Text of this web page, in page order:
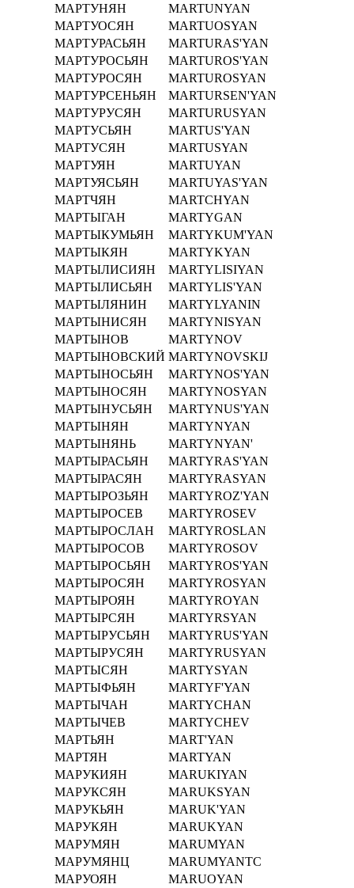
МАРТУНЯН
MARTUNYAN
МАРТУОСЯН
MARTUOSYAN
МАРТУРАСЬЯН
MARTURAS'YAN
МАРТУРОСЬЯН
MARTUROS'YAN
МАРТУРОСЯН
MARTUROSYAN
МАРТУРСЕНЬЯН
MARTURSEN'YAN
МАРТУРУСЯН
MARTURUSYAN
МАРТУСЬЯН
MARTUS'YAN
МАРТУСЯН
MARTUSYAN
МАРТУЯН
MARTUYAN
МАРТУЯСЬЯН
MARTUYAS'YAN
МАРТЧЯН
MARTCHYAN
МАРТЫГАН
MARTYGAN
МАРТЫКУМЬЯН
MARTYKUM'YAN
МАРТЫКЯН
MARTYKYAN
МАРТЫЛИСИЯН
MARTYLISIYAN
МАРТЫЛИСЬЯН
MARTYLIS'YAN
МАРТЫЛЯНИН
MARTYLYANIN
МАРТЫНИСЯН
MARTYNISYAN
МАРТЫНОВ
MARTYNOV
МАРТЫНОВСКИЙ MARTYNOVSKIJ
МАРТЫНОСЬЯН
MARTYNOS'YAN
МАРТЫНОСЯН
MARTYNOSYAN
МАРТЫНУСЬЯН
MARTYNUS'YAN
МАРТЫНЯН
MARTYNYAN
МАРТЫНЯНЬ
MARTYNYAN'
МАРТЫРАСЬЯН
MARTYRAS'YAN
МАРТЫРАСЯН
MARTYRASYAN
МАРТЫРОЗЬЯН
MARTYROZ'YAN
МАРТЫРОСЕВ
MARTYROSEV
МАРТЫРОСЛАН
MARTYROSLAN
МАРТЫРОСОВ
MARTYROSOV
МАРТЫРОСЬЯН
MARTYROS'YAN
МАРТЫРОСЯН
MARTYROSYAN
МАРТЫРОЯН
MARTYROYAN
МАРТЫРСЯН
MARTYRSYAN
МАРТЫРУСЬЯН
MARTYRUS'YAN
МАРТЫРУСЯН
MARTYRUSYAN
МАРТЫСЯН
MARTYSYAN
МАРТЫФЬЯН
MARTYF'YAN
МАРТЫЧАН
MARTYCHAN
МАРТЫЧЕВ
MARTYCHEV
МАРТЬЯН
MART'YAN
МАРТЯН
MARTYAN
МАРУКИЯН
MARUKIYAN
МАРУКСЯН
MARUKSYAN
МАРУКЬЯН
MARUK'YAN
МАРУКЯН
MARUKYAN
МАРУМЯН
MARUMYAN
МАРУМЯНЦ
MARUMYANTC
МАРУОЯН
MARUOYAN